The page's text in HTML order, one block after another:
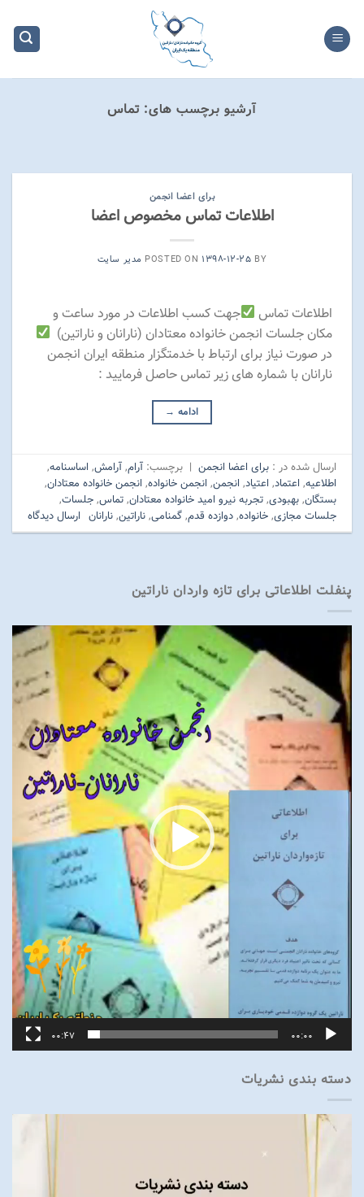
content
آرشیو برچسب های: تماس
یک ایران
۱۴۰۲-۰۶-۳۰
برای اعضا انجمن
اطلاعات تماس مخصوص اعضا
POSTED ON ۱۳۹۸-۱۲-۲۵ BY مدیر سایت
اطلاعات تماس
جهت کسب اطلاعات در مورد ساعت و
مکان جلسات انجمن خانواده معتادان (نارانان و ناراتین)
در صورت نیاز برای ارتباط با خدمتگزار منطقه ایران انجمن
نارانان با شماره های زیر تماس حاصل فرمایید :
ادامه →
ارسال شده در :برای اعضا انجمن | برچسب:آرام,آرامش, اساسنامه,
اطلاعیه, اعتماد, اعتیاد, انجمن, انجمن خانواده, انجمن خانواده معتادان,
بستگان,بهبودی,تجربه نیرو امید خانواده معتادان,تماس,جلسات,
جلسات مجازی,خانواده,دوازده قدم,گمنامی,ناراتین,نارانان ارسال دیدگاه
پنفلت اطلاعاتی برای تازه واردان ناراتین
نمایشگر
ویدیو
00:00
00:47
دسته بندی نشریات
نمایشگر